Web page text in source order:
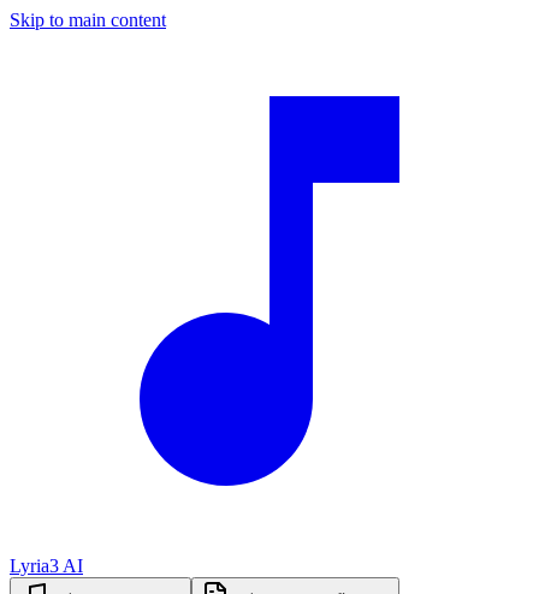
Skip to main content
Lyria3 AI